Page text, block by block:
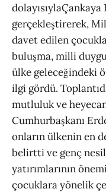
gerçekleştirerek,
davet edilen
buluşma, milli
ülke geleceğindeki
ilgi gördü.
mutluluk ve
Cumhurbaşkanı
onların ülkenin en
belirtti ve genç
yatırımlarının
çocuklara yönelik